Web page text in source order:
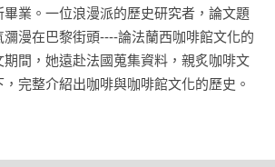
百餘幅珍藏圖片。
業。一位浪漫派的歷史研究者，論文題
瀰漫在巴黎街頭----論法蘭西咖啡館文化的
間，她遠赴法國蒐集資料，親炙咖啡文
完整介紹出咖啡與咖啡館文化的歷史。